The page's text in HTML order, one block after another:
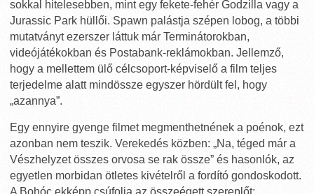
sokkal hitelesebben, mint egy fekete-fehér Godzilla vagy a
Jurassic Park hüllői. Spawn palástja szépen lobog, a többi
mutatványt ezerszer láttuk már Terminátorokban,
videójátékokban és Postabank-reklámokban. Jellemző,
hogy a mellettem ülő célcsoport-képviselő a film teljes
terjedelme alatt mindössze egyszer hördült fel, hogy
„azannya”.
Egy ennyire gyenge filmet megmenthetnének a poénok, ezt
azonban nem teszik. Verekedés közben: „Na, téged már a
Vészhelyzet összes orvosa se rak össze” és hasonlók, az
egyetlen morbidan ötletes kivételről a fordító gondoskodott.
A Bohóc ekképp csúfolja az összeégett szereplőt: